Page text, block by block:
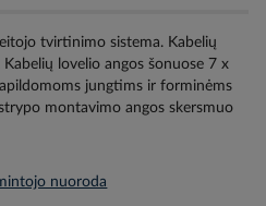
tvirtinimo sistema. Kabelių
lovelio angos šonuose 7 x
jungtims ir forminėms
montavimo angos skersmuo
nuoroda